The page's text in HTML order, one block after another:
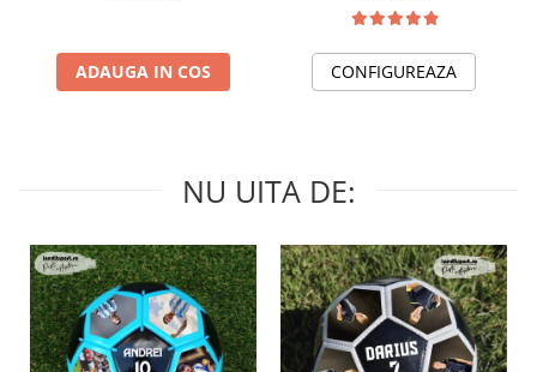
ADAUGA IN COS CONFIGUREAZA
NU UITA DE: